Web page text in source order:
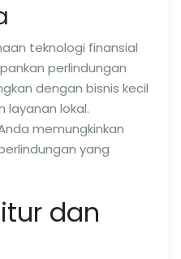
teknologi finansial
perlindungan
dengan bisnis kecil
layanan lokal.
memungkinkan
yang
dan